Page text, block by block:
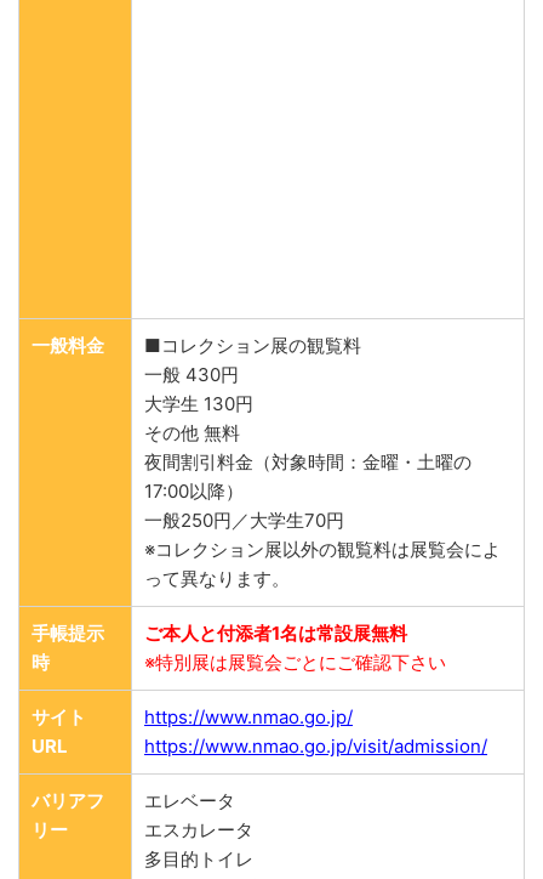
一般料金
■コレクション展の観覧料
一般 430円
大学生 130円
その他 無料
夜間割引料金（対象時間：金曜・土曜の
17:00以降）
一般250円／大学生70円
※コレクション展以外の観覧料は展覧会によ
って異なります。
手帳提示
時
ご本人と付添者1名は常設展無料
※特別展は展覧会ごとにご確認下さい
サイト
URL
https://www.nmao.go.jp/
https://www.nmao.go.jp/visit/admission/
バリアフ
リー
エレベータ
エスカレータ
多目的トイレ